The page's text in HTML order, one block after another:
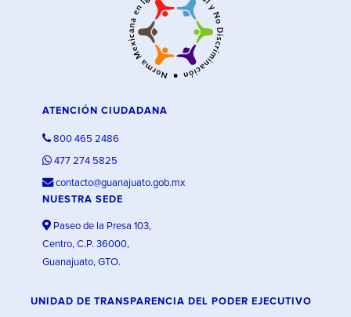
ATENCIÓN CIUDADANA
800 465 2486
477 274 5825
contacto@guanajuato.gob.mx
NUESTRA SEDE
Paseo de la Presa 103,
Centro, C.P. 36000,
Guanajuato, GTO.
UNIDAD DE TRANSPARENCIA DEL PODER EJECUTIVO